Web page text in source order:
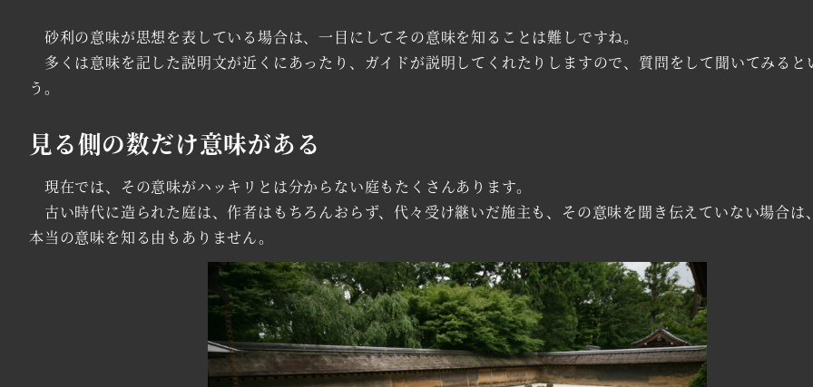
砂利の意味が思想を表している場合は、一目にしてその意味を知ることは難しですね。
多くは意味を記した説明文が近くにあったり、ガイドが説明してくれたりしますので、質問をして聞いてみると
う。
見る側の数だけ意味がある
現在では、その意味がハッキリとは分からない庭もたくさんあります。
古い時代に造られた庭は、作者はもちろんおらず、代々受け継いだ施主も、その意味を聞き伝えていない場合は
本当の意味を知る由もありません。